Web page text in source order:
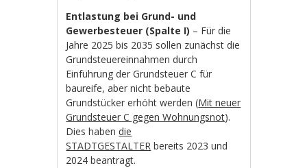
Entlastung bei Grund- und
Gewerbesteuer (Spalte I) – Für die
Jahre 2025 bis 2035 sollen zunächst die
Grundsteuereinnahmen durch
Einführung der Grundsteuer C für
baureife, aber nicht bebaute
Grundstücker erhöht werden (Mit neuer
Grundsteuer C gegen Wohnungsnot).
Dies habendie
STADTGESTALTER bereits 2023 und
2024 beantragt.